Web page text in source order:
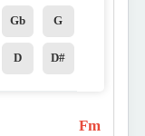
G
Gb
D#
D
Fm